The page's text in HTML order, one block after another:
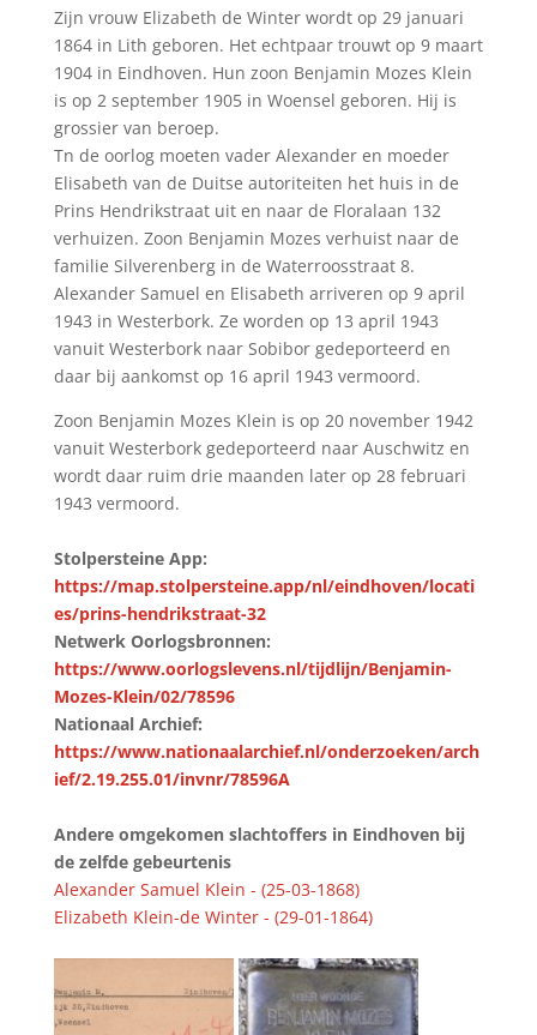
Zijn vrouw Elizabeth de Winter wordt op 29 januari
1864 in Lith geboren. Het echtpaar trouwt op 9 maart
1904 in Eindhoven. Hun zoon Benjamin Mozes Klein
is op 2 september 1905 in Woensel geboren. Hij is
grossier van beroep.
Tn de oorlog moeten vader Alexander en moeder
Elisabeth van de Duitse autoriteiten het huis in de
Prins Hendrikstraat uit en naar de Floralaan 132
verhuizen. Zoon Benjamin Mozes verhuist naar de
familie Silverenberg in de Waterroosstraat 8.
Alexander Samuel en Elisabeth arriveren op 9 april
1943 in Westerbork. Ze worden op 13 april 1943
vanuit Westerbork naar Sobibor gedeporteerd en
daar bij aankomst op 16 april 1943 vermoord.
Zoon Benjamin Mozes Klein is op 20 november 1942
vanuit Westerbork gedeporteerd naar Auschwitz en
wordt daar ruim drie maanden later op 28 februari
1943 vermoord.
Stolpersteine App:
https://map.stolpersteine.app/nl/eindhoven/locati
es/prins-hendrikstraat-32
Netwerk Oorlogsbronnen:
https://www.oorlogslevens.nl/tijdlijn/Benjamin-
Mozes-Klein/02/78596
Nationaal Archief:
https://www.nationaalarchief.nl/onderzoeken/arch
ief/2.19.255.01/invnr/78596A
Andere omgekomen slachtoffers in Eindhoven bij
de zelfde gebeurtenis
Alexander Samuel Klein - (25-03-1868)
Elizabeth Klein-de Winter - (29-01-1864)